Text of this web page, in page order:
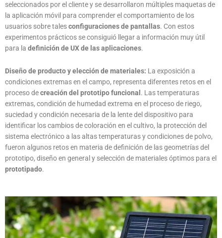
seleccionados por el cliente y se desarrollaron múltiples maquetas de
la aplicación móvil para comprender el comportamiento de los
usuarios sobre talesconfiguraciones de pantallas. Con estos
experimentos prácticos se consiguió llegar a información muy útil
para la definición de UX de las aplicaciones.
Diseño de producto y elección de materiales: La exposición a
condiciones extremas en el campo, representa diferentes retos en el
proceso decreación del prototipo funcional . Las temperaturas
extremas, condición de humedad extrema en el proceso de riego,
suciedad y condición necesaria de la lente del dispositivo para
identificar los cambios de coloración en el cultivo, la protección del
sistema electrónico a las altas temperaturas y condiciones de polvo,
fueron algunos retos en materia de definición de las geometrías del
prototipo, diseño en general y selección de materiales óptimos para el
prototipado.